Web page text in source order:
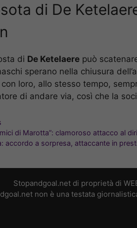
di De
di De Ketelaere può
sperano nella chiusura
loro, allo stesso tempo,
di andare via, così che la
di Marotta”: clamoroso attacco al
accordo a sorpresa, attaccante in
Stopandgoal.net di proprietà di
non è una testata